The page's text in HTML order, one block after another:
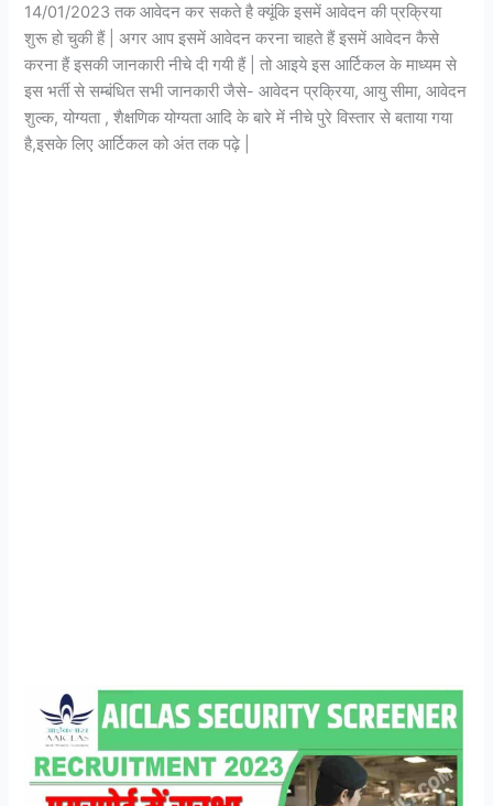
14/01/2023 तक आवेदन कर सकते है क्यूंकि इसमें आवेदन की प्रक्रिया
शुरू हो चुकी हैं | अगर आप इसमें आवेदन करना चाहते हैं इसमें आवेदन कैसे
करना हैं इसकी जानकारी नीचे दी गयी हैं | तो आइये इस आर्टिकल के माध्यम से
इस भर्ती से सम्बंधित सभी जानकारी जैसे- आवेदन प्रक्रिया, आयु सीमा, आवेदन
शुल्क, योग्यता , शैक्षणिक योग्यता आदि के बारे में नीचे पुरे विस्तार से बताया गया
है,इसके लिए आर्टिकल को अंत तक पढ़े |